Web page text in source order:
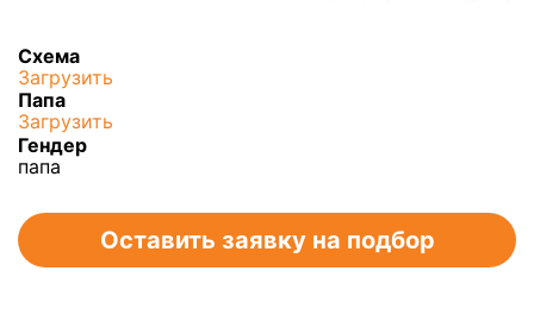
Схема
Загрузить
Папа
Загрузить
Гендер
папа
Оставить заявку на подбор